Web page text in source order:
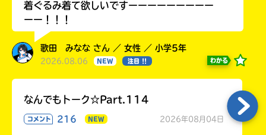
着ぐるみ着て欲しいですーーーーーーーーー
ーー！！！
歌田 みなな さん ／ 女性 ／ 小学5年
2026.08.06 NEW 注目 !! わかる
なんでもトーク☆Part.114
コメント 216 NEW 2026年08月04日